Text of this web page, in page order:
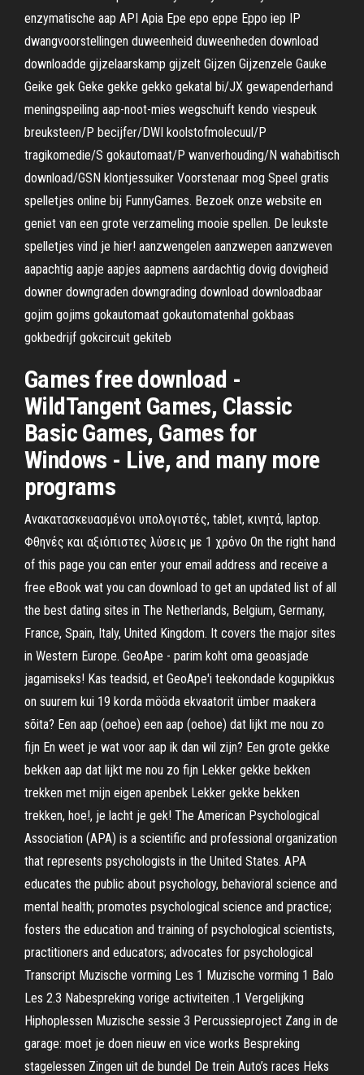
enzymatische aap API Apia Epe epo eppe Eppo iep IP
dwangvoorstellingen duweenheid duweenheden download
downloadde gijzelaarskamp gijzelt Gijzen Gijzenzele Gauke
Geike gek Geke gekke gekko gekatal bi/JX gewapenderhand
meningspeiling aap-noot-mies wegschuift kendo viespeuk
breuksteen/P becijfer/DWI koolstofmolecuul/P
tragikomedie/S gokautomaat/P wanverhouding/N wahabitisch
download/GSN klontjessuiker Voorstenaar mog Speel gratis
spelletjes online bij FunnyGames. Bezoek onze website en
geniet van een grote verzameling mooie spellen. De leukste
spelletjes vind je hier! aanzwengelen aanzwepen aanzweven
aapachtig aapje aapjes aapmens aardachtig dovig dovigheid
downer downgraden downgrading download downloadbaar
gojim gojims gokautomaat gokautomatenhal gokbaas
gokbedrijf gokcircuit gekiteb
Games free download -
WildTangent Games, Classic
Basic Games, Games for
Windows - Live, and many more
programs
Ανακατασκευασμένοι υπολογιστές, tablet, κινητά, laptop.
Φθηνές και αξιόπιστες λύσεις με 1 χρόνο On the right hand
of this page you can enter your email address and receive a
free eBook wat you can download to get an updated list of all
the best dating sites in The Netherlands, Belgium, Germany,
France, Spain, Italy, United Kingdom. It covers the major sites
in Western Europe. GeoApe - parim koht oma geoasjade
jagamiseks! Kas teadsid, et GeoApe'i teekondade kogupikkus
on suurem kui 19 korda mööda ekvaatorit ümber maakera
sõita? Een aap (oehoe) een aap (oehoe) dat lijkt me nou zo
fijn En weet je wat voor aap ik dan wil zijn? Een grote gekke
bekken aap dat lijkt me nou zo fijn Lekker gekke bekken
trekken met mijn eigen apenbek Lekker gekke bekken
trekken, hoe!, je lacht je gek! The American Psychological
Association (APA) is a scientific and professional organization
that represents psychologists in the United States. APA
educates the public about psychology, behavioral science and
mental health; promotes psychological science and practice;
fosters the education and training of psychological scientists,
practitioners and educators; advocates for psychological
Transcript Muzische vorming Les 1 Muzische vorming 1 Balo
Les 2.3 Nabespreking vorige activiteiten .1 Vergelijking
Hiphoplessen Muzische sessie 3 Percussieproject Zang in de
garage: moet je doen nieuw en vice works Bespreking
stagelessen Zingen uit de bundel De trein Auto’s races Heks